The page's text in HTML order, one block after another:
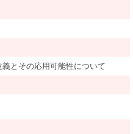
とその応用可能性について